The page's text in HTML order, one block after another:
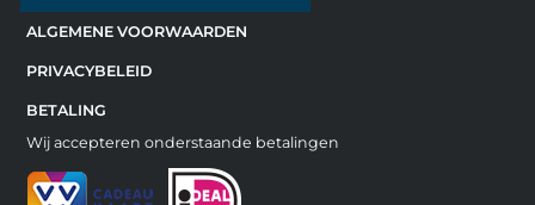
ALGEMENE VOORWAARDEN
PRIVACYBELEID
BETALING
Wij accepteren onderstaande betalingen